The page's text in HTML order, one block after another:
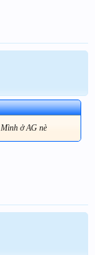
ở AG nè